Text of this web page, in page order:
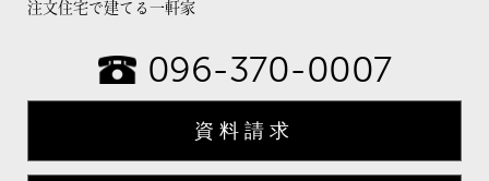
注文住宅で建てる一軒家
096-370-0007
資料請求